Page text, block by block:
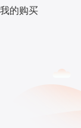
我的购买